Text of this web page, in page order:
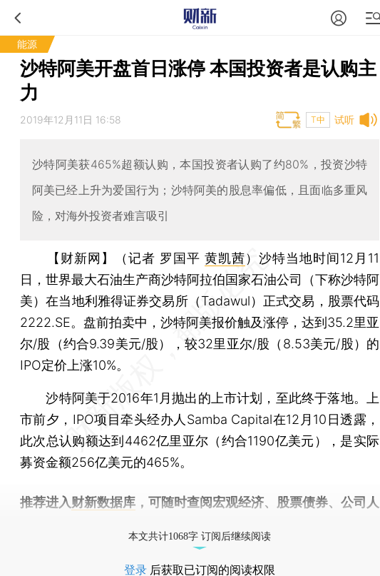
能源
沙特阿美开盘首日涨停 本国投资者是认购主
力
试听
2019年12月11日 16:58 T中
沙特阿美获465%超额认购，本国投资者认购了约80%，投资沙特
阿美已经上升为爱国行为；沙特阿美的股息率偏低，且面临多重风
险，对海外投资者难言吸引
【财新网】（记者 罗国平 黄凯茜） 沙特当地时间12月11
日，世界最大石油生产商沙特阿拉伯国家石油公司（下称沙特阿
美）在当地利雅得证券交易所（Tadawul）正式交易，股票代码
2222.SE。盘前拍卖中，沙特阿美报价触及涨停，达到35.2里亚
尔/股（约合9.39美元/股），较32里亚尔/股（8.53美元/股）的
IPO定价上涨10%。
沙特阿美于2016年1月抛出的上市计划，至此终于落地。上
市前夕，IPO项目牵头经办人Samba Capital在12月10日透露，
此次总认购额达到4462亿里亚尔（约合1190亿美元），是实际
募资金额256亿美元的465%。
推荐进入财新数据库 ，可随时查阅宏观经济、股票债券、公司人
本文共计1068字 订阅后继续阅读
登录 后获取已订阅的阅读权限